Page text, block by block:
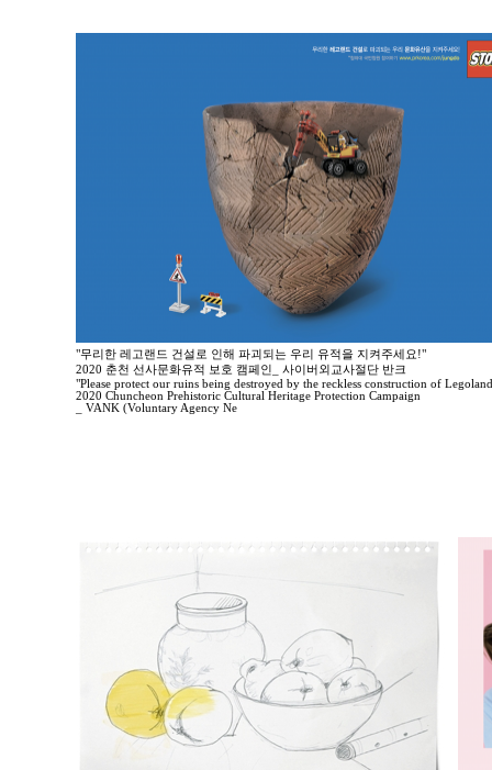
"무리한 레고랜드 건설로 인해 파괴되는 우리 유적을 지켜주세요!"
2020 춘천 선사문화유적 보호 캠페인_ 사이버외교사절단 반크
"Please protect our ruins being destroyed by the reckless construction of
2020 Chuncheon Prehistoric Cultural Heritage Protection Campaign
_ VANK (Voluntary Agency Ne